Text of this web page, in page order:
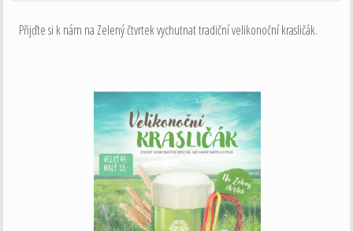
Přijďte si k nám na Zelený čtvrtek vychutnat tradiční velikonoční krasličák.